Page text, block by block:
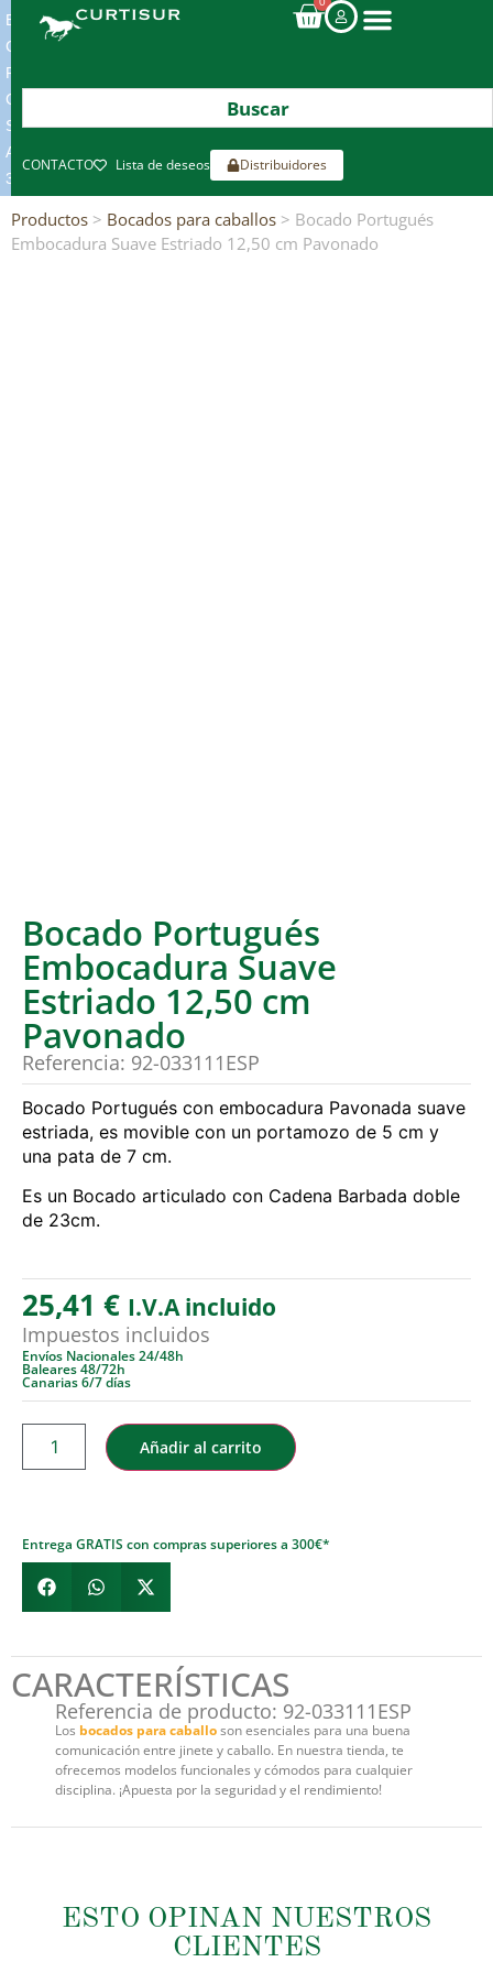
ENVIOS
GRATIS
POR
COMPRAS
SUPERIORES
A
300€*
CONTACTO Lista de deseos Distribuidores
Productos > Bocados para caballos > Bocado Portugués
Embocadura Suave Estriado 12,50 cm Pavonado
Bocado Portugués
Embocadura Suave
Estriado 12,50 cm
Pavonado
Referencia: 92-033111ESP
Bocado Portugués con embocadura Pavonada suave
estriada, es movible con un portamozo de 5 cm y
una pata de 7 cm.
Es un Bocado articulado con Cadena Barbada doble
de 23cm.
25,41 € I.V.A incluido
Impuestos incluidos
Envíos Nacionales 24/48h
Baleares 48/72h
Canarias 6/7 días
Añadir al carrito
Entrega GRATIS con compras superiores a 300€*
CARACTERÍSTICAS
Referencia de producto: 92-033111ESP
Los bocados para caballoson esenciales para una buena
comunicación entre jinete y caballo. En nuestra tienda, te
ofrecemos modelos funcionales y cómodos para cualquier
disciplina. ¡Apuesta por la seguridad y el rendimiento!
ESTO OPINAN NUESTROS
CLIENTES